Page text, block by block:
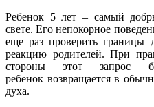
Ребенок 5 лет – самый
свете. Его непокорное
еще раз проверить границы
реакцию родителей. При
стороны этот запрос
ребенок возвращается в
духа.